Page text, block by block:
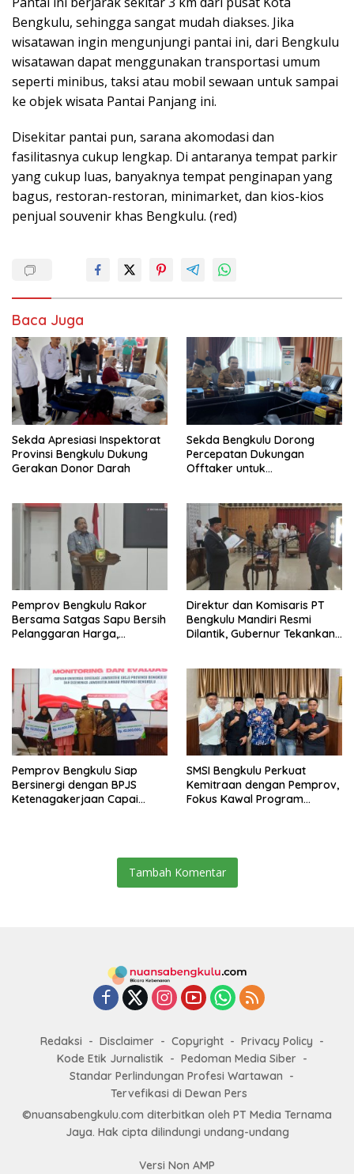
Bengkulu, sehingga sangat mudah diakses. Jika
wisatawan ingin mengunjungi pantai ini, dari Bengkulu
wisatawan dapat menggunakan transportasi umum
seperti minibus, taksi atau mobil sewaan untuk sampai
ke objek wisata Pantai Panjang ini.
Disekitar pantai pun, sarana akomodasi dan
fasilitasnya cukup lengkap. Di antaranya tempat parkir
yang cukup luas, banyaknya tempat penginapan yang
bagus, restoran-restoran, minimarket, dan kios-kios
penjual souvenir khas Bengkulu. (red)
Baca Juga
Sekda Apresiasi Inspektorat
Provinsi Bengkulu Dukung
Gerakan Donor Darah
Sekda Bengkulu Dorong
Percepatan Dukungan
Offtaker untuk
Pemprov Bengkulu Rakor
Bersama Satgas Sapu Bersih
Pelanggaran Harga,
Masih Jadi Sorotan
Direktur dan Komisaris PT
Bengkulu Mandiri Resmi
Dilantik, Gubernur Tekankan
Pemprov Bengkulu Siap
Bersinergi dengan BPJS
Ketenagakerjaan Capai
SMSI Bengkulu Perkuat
Kemitraan dengan Pemprov,
Fokus Kawal Program
Tambah Komentar
Redaksi Disclaimer Copyright
Privacy Policy
Kode Etik Jurnalistik
Pedoman Media Siber
Standar Perlindungan Profesi Wartawan
Tervefikasi di Dewan Pers
©nuansabengkulu.com diterbitkan oleh PT Media Ternama
Jaya. Hak cipta dilindungi undang-undang
Versi Non AMP